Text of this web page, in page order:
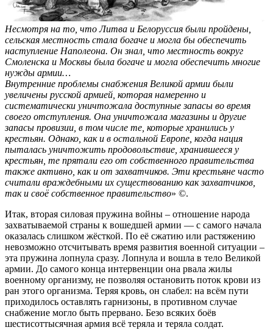
Несмотря на то, что Литва и Белоруссия были пройдены,
сельская местность стала богаче и могла бы обеспечить
наступление Наполеона. Он знал, что местность вокруг
Смоленска и Москвы была богаче и могла обеспечить многие
нужды армии…
Внутренние проблемы снабжения Великой армии были
увеличены русской армией, которая намеренно и
систематически уничтожала доступные запасы во время
своего отступления. Она уничтожала магазины и другие
запасы провизии, в том числе те, которые хранились у
крестьян. Однако, как и в остальной Европе, когда нация
пыталась уничтожить продовольствие, хранившееся у
крестьян, те прятали его от собственного правительства
также активно, как и от захватчиков. Эти крестьяне часто
считали враждебными их существованию как захватчиков,
так и своё собственное правительство» ©.
Итак, вторая силовая пружина войны – отношение народа
захватываемой страны к вошедшей армии — с самого начала
оказалась слишком жёсткой. По её сжатию или растяжению
невозможно отсчитывать время развития военной ситуации –
эта пружина лопнула сразу. Лопнула и вошла в тело Великой
армии. До самого конца интервенции она рвала жилы
военному организму, не позволяя остановить поток крови из
ран этого организма. Теряя кровь, он слабел: на всём пути
приходилось оставлять гарнизоны, в противном случае
снабжение могло быть прервано. Безо всяких боёв
шестисоттысячная армия всё теряла и теряла солдат.